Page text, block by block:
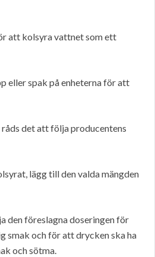
att kolsyra vattnet som ett
eller spak på enheterna för att
det att följa producentens
lägg till den valda mängden
den föreslagna doseringen för
smak och för att drycken ska ha
och sötma.